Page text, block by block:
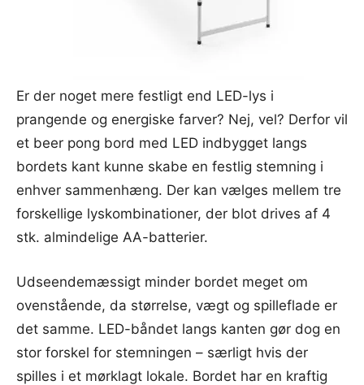
Er der noget mere festligt end LED-lys i
prangende og energiske farver? Nej, vel? Derfor vil
et beer pong bord med LED indbygget langs
bordets kant kunne skabe en festlig stemning i
enhver sammenhæng. Der kan vælges mellem tre
forskellige lyskombinationer, der blot drives af 4
stk. almindelige AA-batterier.
Udseendemæssigt minder bordet meget om
ovenstående, da størrelse, vægt og spilleflade er
det samme. LED-båndet langs kanten gør dog en
stor forskel for stemningen – særligt hvis der
spilles i et mørklagt lokale. Bordet har en kraftig